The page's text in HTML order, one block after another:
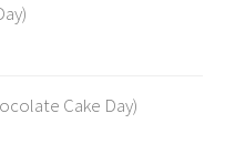
Cake Day)